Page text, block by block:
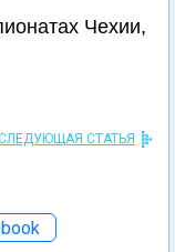
Чехии,
СТАТЬЯ